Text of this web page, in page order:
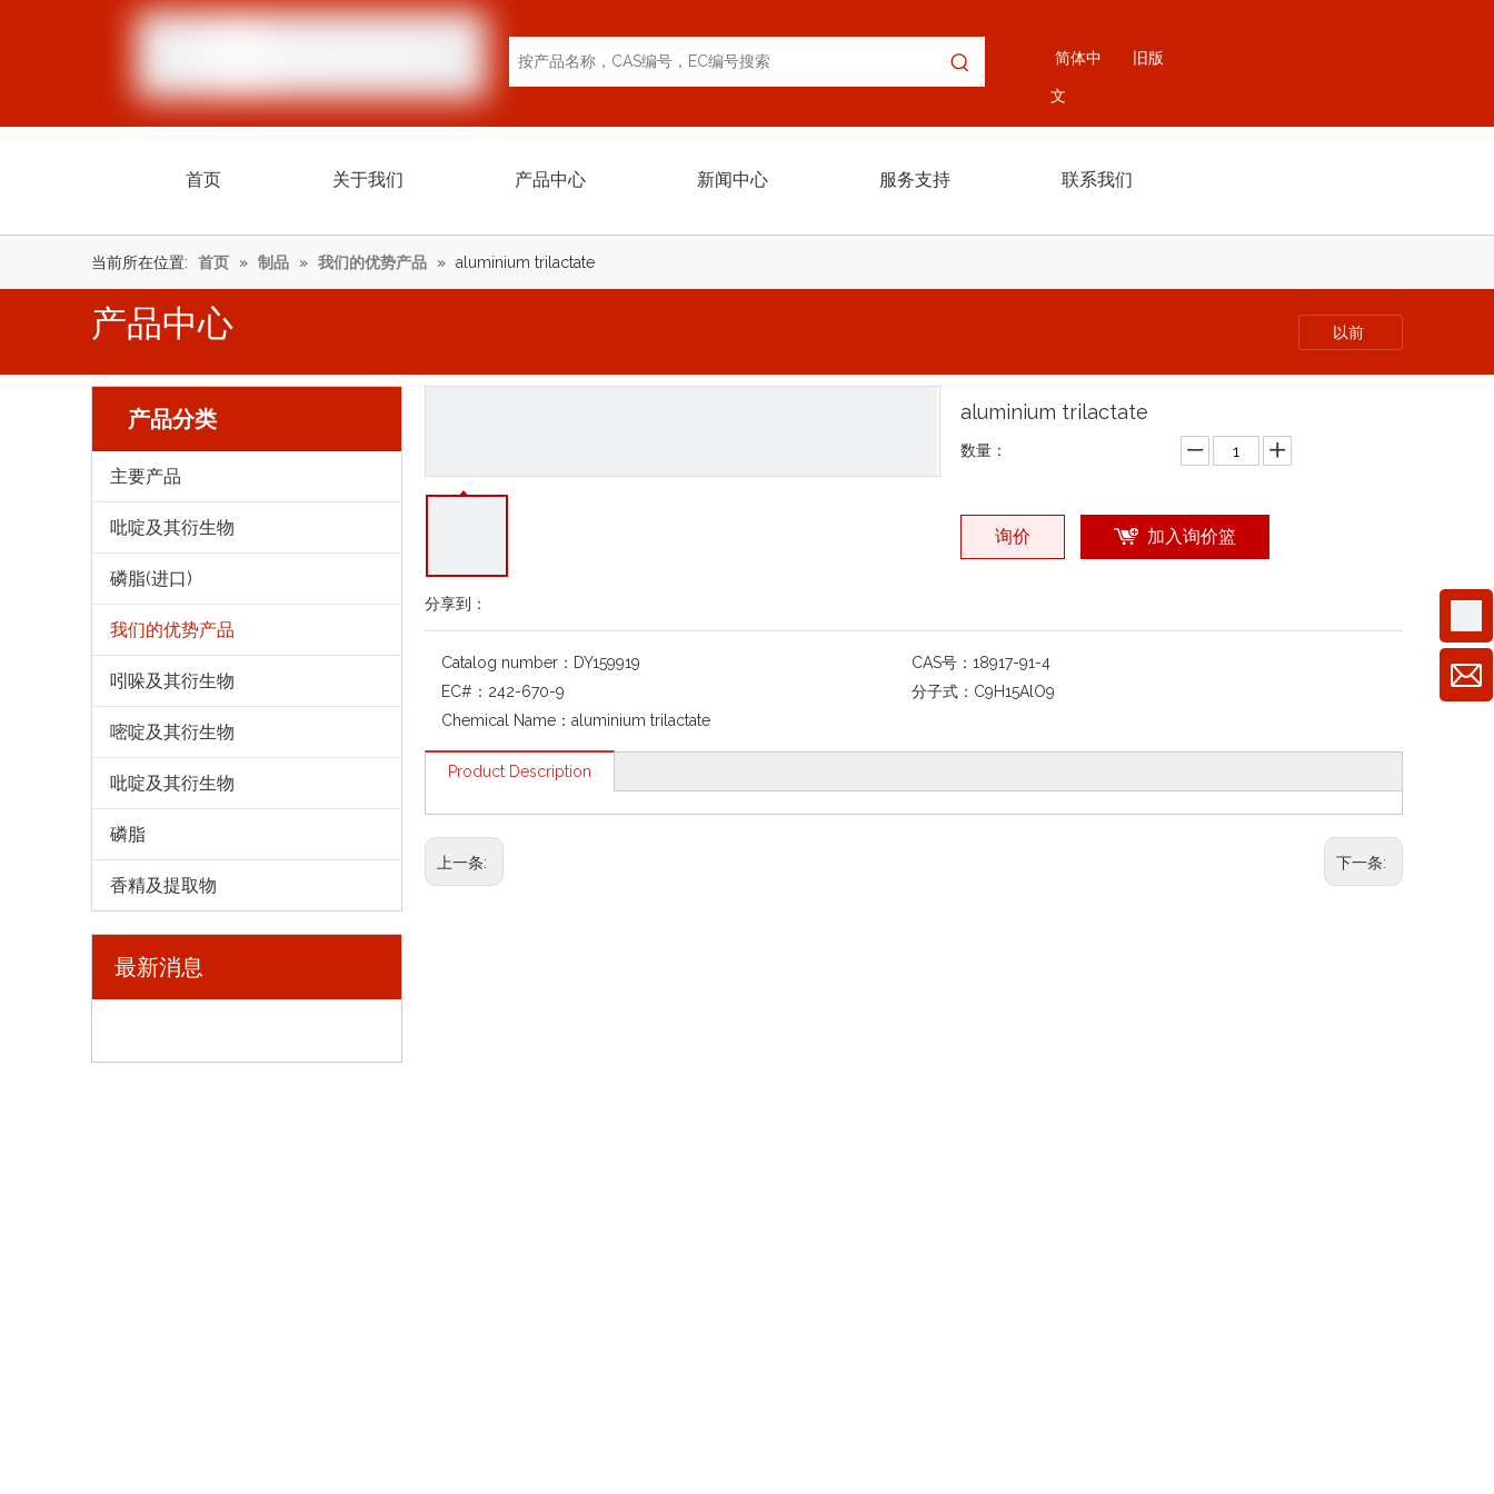
简体中
文
旧版
首页 关于我们 产品中心 新闻中心 服务支持 联系我们
当前所在位置: 首页 » 制品 » 我们的优势产品 » aluminium trilactate
产品中心 以前
产品分类
主要产品
吡啶及其衍生物
磷脂(进口)
我们的优势产品
吲哚及其衍生物
嘧啶及其衍生物
吡啶及其衍生物
磷脂
香精及提取物
最新消息
分享到：
aluminium trilactate
数量：
询价 加入询价篮
Catalog number： DY159919 CAS号：18917-91-4
EC#： 242-670-9 分子式： C9H15AlO9
Chemical Name： aluminium trilactate
Product Description
上一条: 下一条: